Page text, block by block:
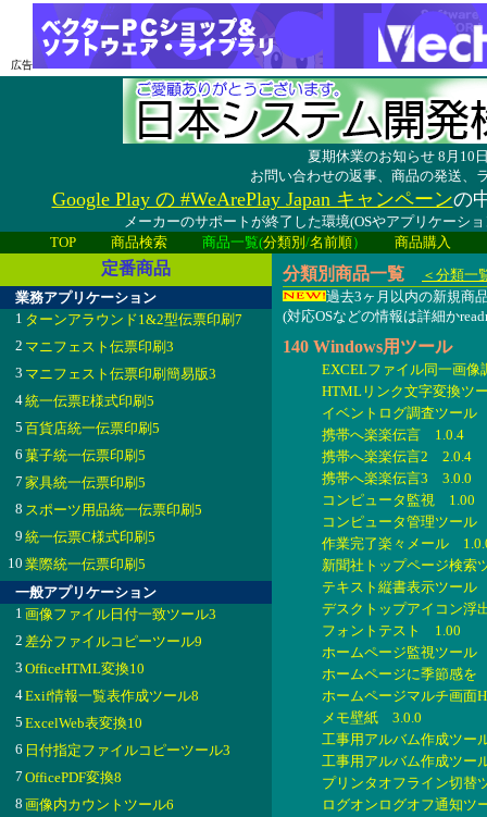
広告
夏期休業のお知らせ 8月10
お問い合わせの返事、商品の発送、
Google Play の #WeArePlay Japan キャンペーンの
メーカーのサポートが終了した環境(OSやアプリケーシ
TOP
商品検索 商品一覧(分類別 /名前順） 商品購入
定番商品
業務アプリケーション
1 ターンアラウンド1&2型伝票印刷7
2 マニフェスト伝票印刷3
3 マニフェスト伝票印刷簡易版3
4統一伝票E様式印刷5
5 百貨店統一伝票印刷5
6 菓子統一伝票印刷5
7 家具統一伝票印刷5
8 スポーツ用品統一伝票印刷5
9 統一伝票C様式印刷5
10 業際統一伝票印刷5
一般アプリケーション
1 画像ファイル日付一致ツール3
2 差分ファイルコピーツール9
3 OfficeHTML変換10
4Exif情報一覧表作成ツール8
5 ExcelWeb表変換10
6 日付指定ファイルコピーツール3
7 OfficePDF変換8
8 画像内カウントツール6
分類別商品一覧
＜分類一
過去3ヶ月以内の新
(対応OSなどの情報は詳細か
140 Windows用ツール
EXCELファイル同一画
HTMLリンク文字変換ツ
イベントログ調査ツー
携帯へ楽楽伝言 1.0.4
携帯へ楽楽伝言2 2.0.4
携帯へ楽楽伝言3 3.0.0
コンピュータ監視 1.00
コンピュータ管理ツー
作業完了楽々メール
新聞社トップページ検索
テキスト縦書表示ツー
デスクトップアイコン
フォントテスト 1.00
ホームページ監視ツール
ホームページに季節感
ホームページマルチ画
メモ壁紙 3.0.0
工事用アルバム作成ツー
工事用アルバム作成ツー
プリンタオフライン切
ログオンログオフ通知